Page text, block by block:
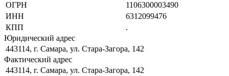
ОГРН
1106300003490
ИНН
6312099476
КПП
.
Юридический адрес
443114, г. Самара, ул. Стара-Загора, 142
Фактический адрес
443114, г. Самара, ул. Стара-Загора, 142